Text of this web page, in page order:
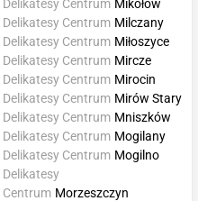
Delikatesy Centrum Mikołów
Delikatesy Centrum Milczany
Delikatesy Centrum Miłoszyce
Delikatesy Centrum Mircze
Delikatesy Centrum Mirocin
Delikatesy Centrum Mirów Stary
Delikatesy Centrum Mniszków
Delikatesy Centrum Mogilany
Delikatesy Centrum Mogilno
Delikatesy
Centrum Morzeszczyn